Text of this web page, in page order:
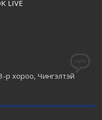
LIVE
р хороо, Чингэлтэй